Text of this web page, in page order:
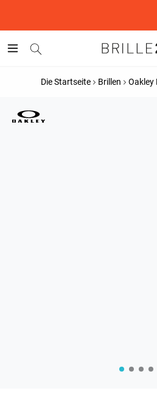
Die Startseite Brillen Oakley